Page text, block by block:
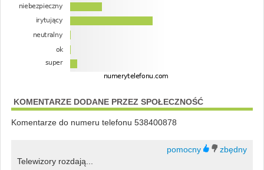
KOMENTARZE DODANE PRZEZ SPOŁECZNOŚĆ
Komentarze do numeru telefonu 538400878
Telewizory rozdają...